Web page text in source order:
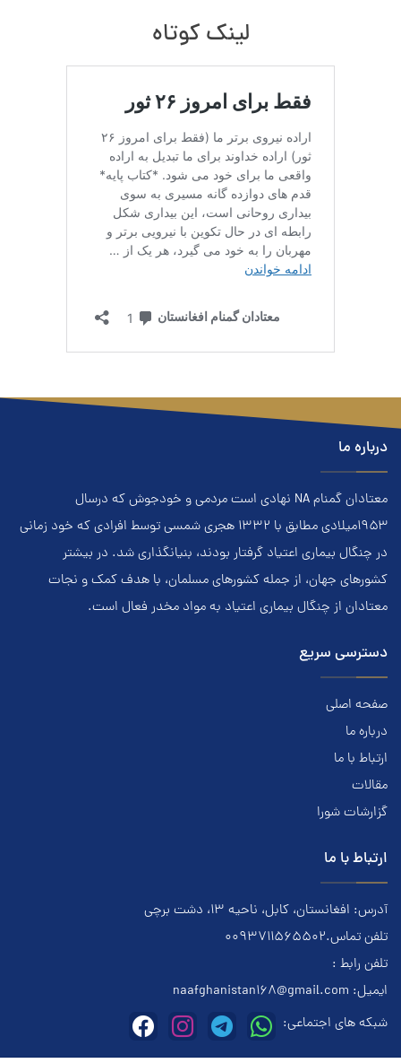
لینک کوتاه
درباره ما
معتادان گمنام NA نهادي است مردمي و خودجوش که درسال
۱۹۵۳ميلادي مطابق با ۱۳۳۲ هجري‌ شمسي توسط افرادي که خود زماني
در چنگال بیماری اعتياد گرفتار بودند، بنيانگذاري شد. در بيشتر
کشور‌هاي جهان، از جمله کشور‌هاي مسلمان، با هدف کمک و نجات
معتادان از چنگال بیماری اعتياد به مواد مخدر فعال است.
دسترسی سریع
صفحه اصلی
درباره ما
ارتباط با ما
مقالات
گزارشات شورا
ارتباط با ما
آدرس: افغانستان، کابل، ناحیه ۱۳، دشت برچی
تلفن تماس.0093711565502
تلفن رابط :
ایمیل: naafghanistan168@gmail.com
شبکه های اجتماعی: